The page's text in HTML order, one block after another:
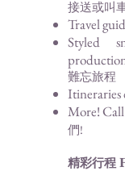
接送或叫
Travel
Styled
難忘旅程
Itineraries
More!
們!
精彩行程